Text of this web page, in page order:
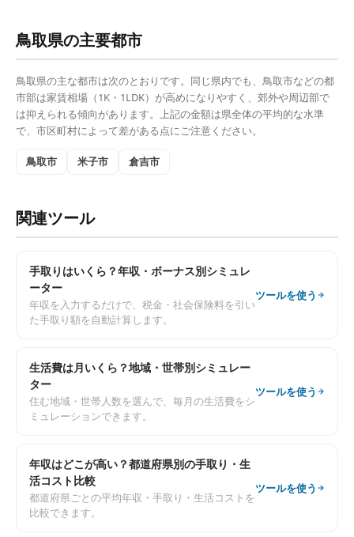
鳥取県の主要都市
鳥取県の主な都市は次のとおりです。同じ県内でも、 鳥取市などの都
市部は家賃相場（1K・1LDK） が高めになりやすく、郊外や周辺部で
は抑えられる傾向があります。上記の金額は県全体の平均的な水準
で、市区町村によって差がある点にご注意ください。
鳥取市 米子市 倉吉市
関連ツール
手取りはいくら？年収・ボーナス別シミュレ
ーター
年収を入力するだけで、税金・社会保険料を引い
た手取り額を自動計算します。
ツールを使う
生活費は月いくら？地域・世帯別シミュレー
ター
住む地域・世帯人数を選んで、毎月の生活費をシ
ミュレーションできます。
ツールを使う
年収はどこが高い？都道府県別の手取り・生
活コスト比較
都道府県ごとの平均年収・手取り・生活コストを
比較できます。
ツールを使う